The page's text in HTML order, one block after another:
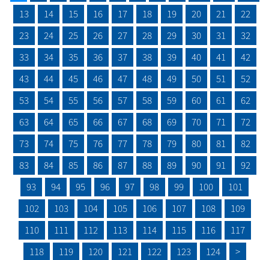
13
14 15 16 17 18 19 20 21
22
23
24 25 26 27 28 29 30 31
32
33
34 35 36 37 38 39 40 41
42
43
44 45 46 47 48 49 50 51
52
53
54 55 56 57 58 59 60 61
62
63
64 65 66 67 68 69 70 71
72
73
74 75 76 77 78 79 80 81
82
83
84 85 86 87 88 89 90 91
92
93
94 95 96 97 98 99 100
101
102
103 104 105 106 107 108
109
110
111 112 113 114 115 116
117
118
119 120 121 122 123 124 >